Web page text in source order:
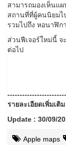
สามารถมองเห็นแ
สถานที่ที่ผู้คนนิยมไ
รวมไปถึง หอนาฬิก
ส่วนฟีเจอร์ใหม่นี้ จ
ต่อไป
รายละเอียดเพิ่มเติ
Update : 30/09/
Apple maps